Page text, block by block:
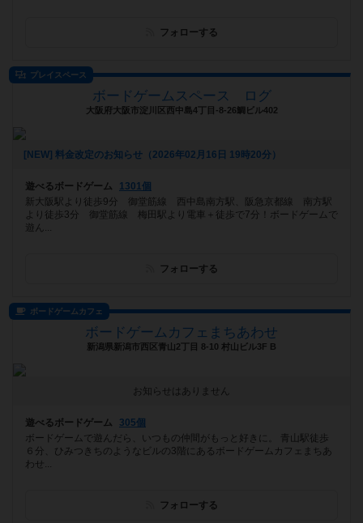
フォローする
プレイスペース
ボードゲームスペース ログ
大阪府大阪市淀川区西中島4丁目-8-26鯛ビル402
[NEW] 料金改定のお知らせ（2026年02月16日 19時20分）
遊べるボードゲーム
1301個
新大阪駅より徒歩9分 御堂筋線 西中島南方駅、阪急京都線 南方駅
より徒歩3分 御堂筋線 梅田駅より電車＋徒歩で7分！ボードゲームで
遊ん...
フォローする
ボードゲームカフェ
ボードゲームカフェまちあわせ
新潟県新潟市西区青山2丁目 8-10 村山ビル3F B
お知らせはありません
遊べるボードゲーム
305個
ボードゲームで遊んだら、いつもの仲間がもっと好きに。 青山駅徒歩
６分、ひみつきちのようなビルの3階にあるボードゲームカフェまちあ
わせ...
フォローする